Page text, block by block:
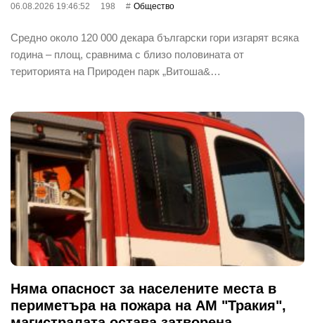
06.08.2026 19:46:52 198 Общество
Средно около 120 000 декара български гори изгарят всяка
година – площ, сравнима с близо половината от
територията на Природен парк „Витоша&…
Няма опасност за населените места в
периметъра на пожара на АМ "Тракия",